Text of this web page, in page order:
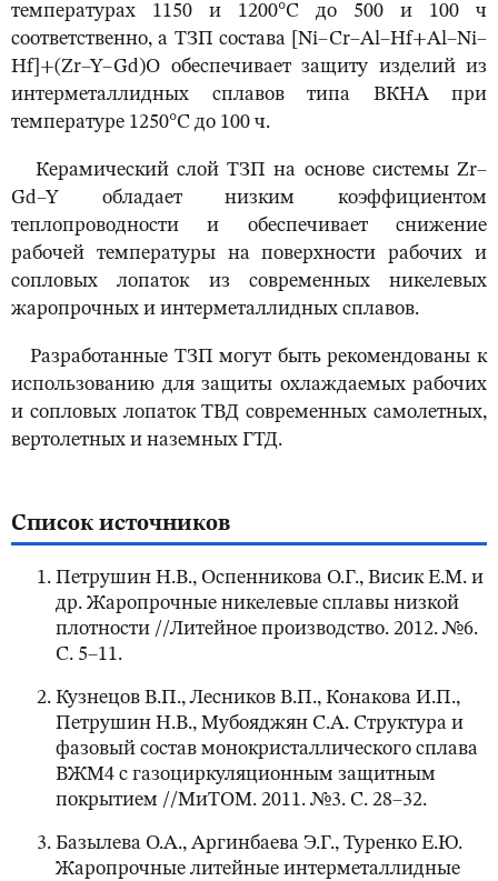
температурах 1150 и 1200°С до 500 и 100 ч
соответственно, а ТЗП состава [Ni–Cr–Al–Hf+Al–Ni–
Hf]+(Zr–Y–Gd)O обеспечивает защиту изделий из
интерметаллидных сплавов типа ВКНА при
температуре 1250°С до 100 ч.
Керамический слой ТЗП на основе системы Zr–
Gd–Y обладает низким коэффициентом
теплопроводности и обеспечивает снижение
рабочей температуры на поверхности рабочих и
сопловых лопаток из современных никелевых
жаропрочных и интерметаллидных сплавов.
Разработанные ТЗП могут быть рекомендованы к
использованию для защиты охлаждаемых рабочих
и сопловых лопаток ТВД современных самолетных,
вертолетных и наземных ГТД.
Список источников
Петрушин Н.B., Оспенникова О.Г., Висик E.M. и
др. Жаропрочные никелевые сплавы низкой
плотности //Литейное производство. 2012. №6.
С. 5–11.
Кузнецов В.П., Лесников В.П., Конакова И.П.,
Петрушин Н.В., Мубояджян С.А. Структура и
фазовый состав монокристаллического сплава
ВЖМ4 с газоциркуляционным защитным
покрытием //МиТОМ. 2011. №3. С. 28–32.
Базылева О.А., Аргинбаева Э.Г., Туренко Е.Ю.
Жаропрочные литейные интерметаллидные